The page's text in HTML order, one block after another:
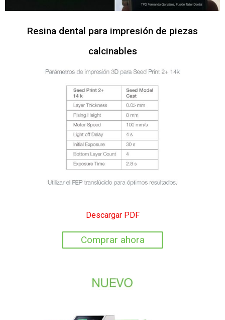
Resina dental para impresión de piezas
calcinables
Descargar PDF
Comprar ahora